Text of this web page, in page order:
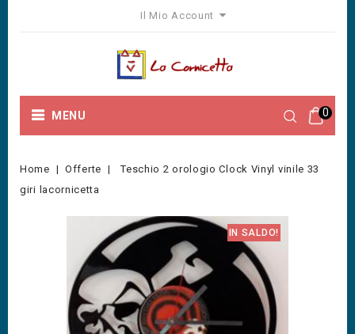
Il Mio Account
0
MENU
Home Offerte
Teschio 2 orologio Clock Vinyl vinile 33
giri lacornicetta
IN SALDO!